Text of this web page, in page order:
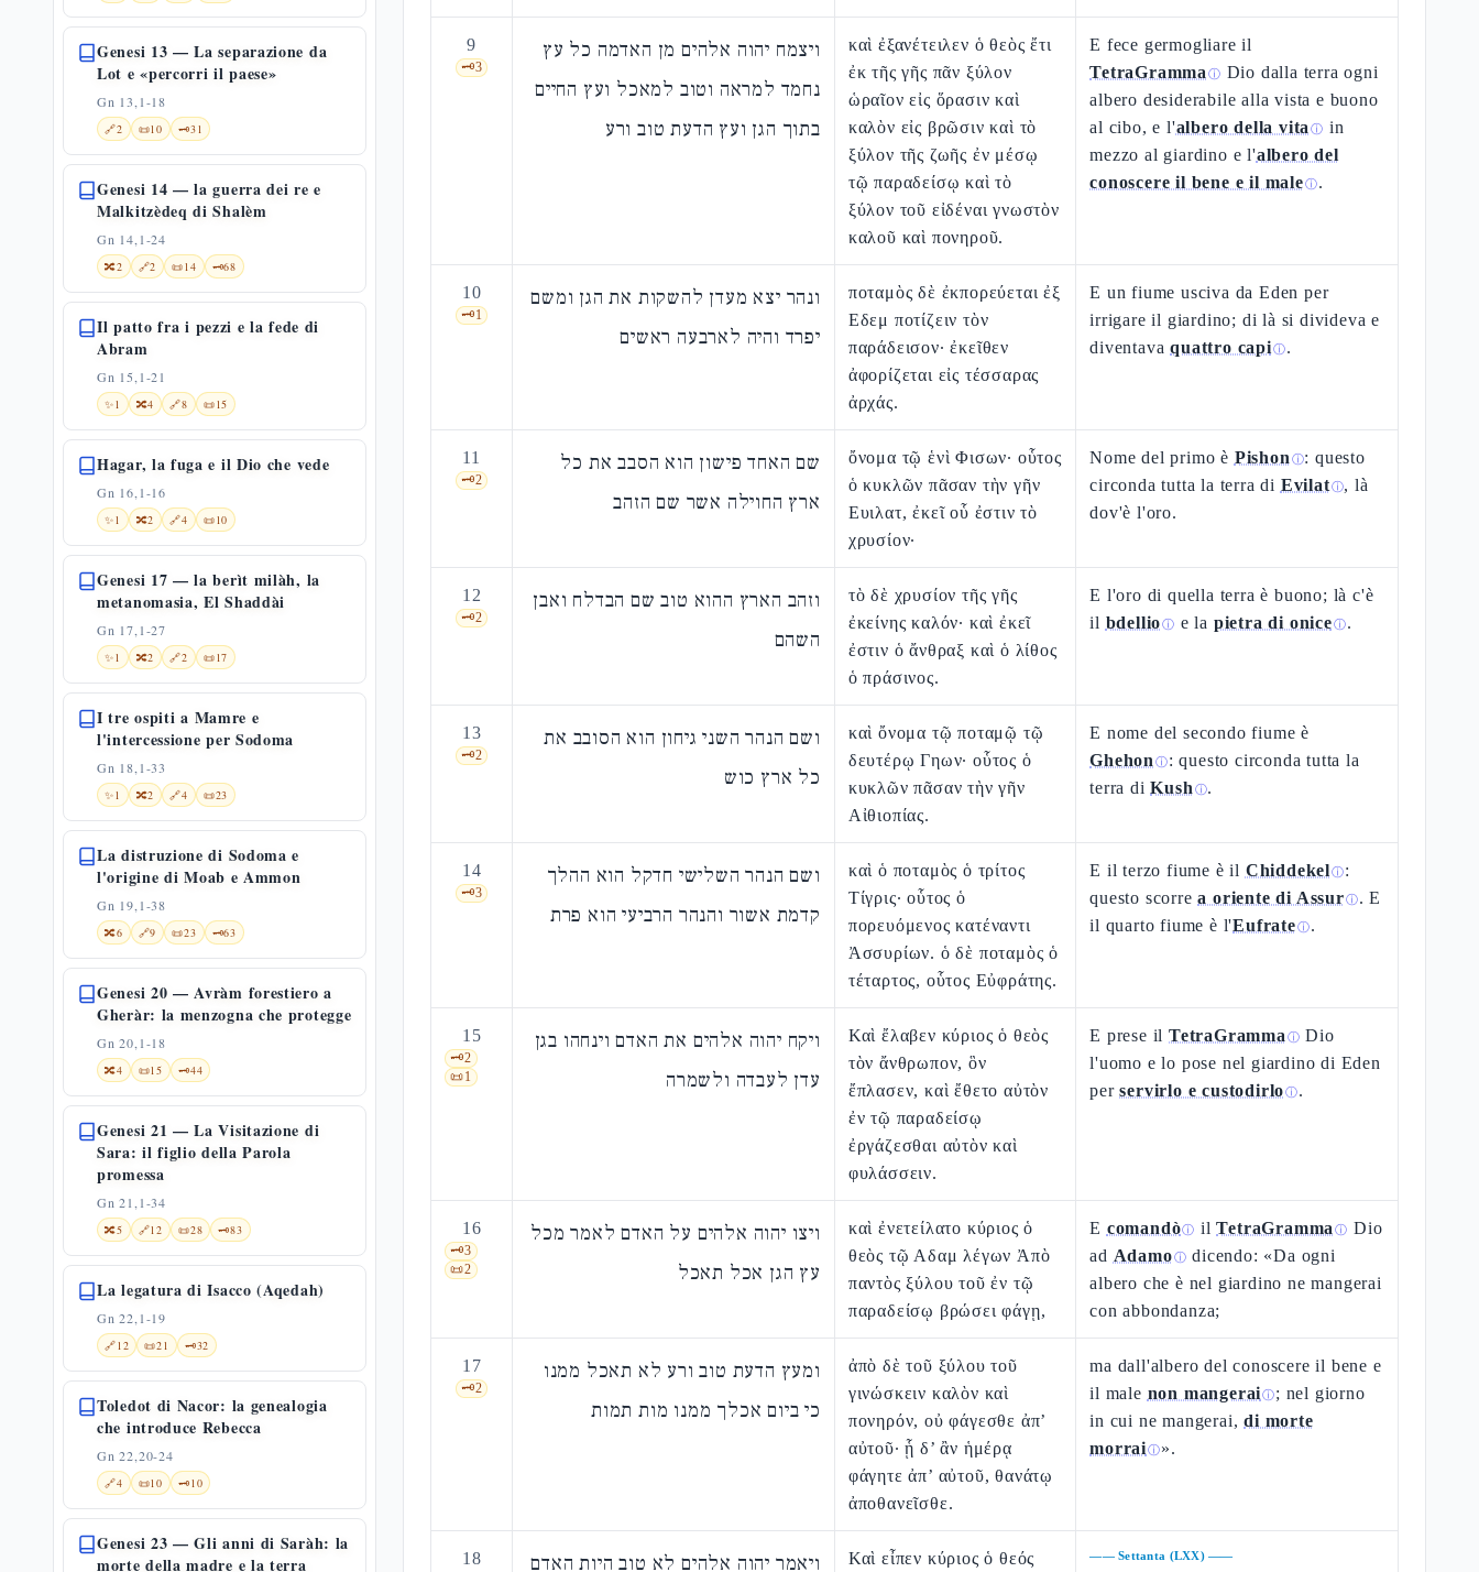
Genesi 13 — La separazione da
Lot e «percorri il paese»
Gn 13,1-18
🔗2 📜10 🗝️31
Genesi 14 — la guerra dei re e
Malkitzèdeq di Shalèm
Gn 14,1-24
🔀2 🔗2 📜14 🗝️68
Il patto fra i pezzi e la fede di
Abram
Gn 15,1-21
✨1 🔀4 🔗8 📜15
Hagar, la fuga e il Dio che vede
Gn 16,1-16
✨1 🔀2 🔗4 📜10
Genesi 17 — la berìt milàh, la
metanomasia, El Shaddài
Gn 17,1-27
✨1 🔀2 🔗2 📜17
I tre ospiti a Mamre e
l'intercessione per Sodoma
Gn 18,1-33
✨1 🔀2 🔗4 📜23
La distruzione di Sodoma e
l'origine di Moab e Ammon
Gn 19,1-38
🔀6 🔗9 📜23 🗝️63
Genesi 20 — Avràm forestiero a
Gheràr: la menzogna che protegge
Gn 20,1-18
🔀4 📜15 🗝️44
Genesi 21 — La Visitazione di
Sara: il figlio della Parola
promessa
Gn 21,1-34
🔀5 🔗12 📜28 🗝️83
La legatura di Isacco (Aqedah)
Gn 22,1-19
🔗12 📜21 🗝️32
Toledot di Nacor: la genealogia
che introduce Rebecca
Gn 22,20-24
🔗4 📜10 🗝️10
Genesi 23 — Gli anni di Saràh: la
morte della madre e la terra
9
🗝️3
ויצמח יהוה אלהים מן האדמה כל עץ
נחמד למראה וטוב למאכל ועץ החיים
בתוך הגן ועץ הדעת טוב ורע
καὶ ἐξανέτειλεν ὁ θεὸς ἔτι
ἐκ τῆς γῆς πᾶν ξύλον
ὡραῖον εἰς ὅρασιν καὶ
καλὸν εἰς βρῶσιν καὶ τὸ
ξύλον τῆς ζωῆς ἐν μέσῳ
τῷ παραδείσῳ καὶ τὸ
ξύλον τοῦ εἰδέναι γνωστὸν
καλοῦ καὶ πονηροῦ.
E fece germogliare il
TetraGramma ⓘ Dio dalla terra ogni
albero desiderabile alla vista e buono
al cibo, e l'albero della vita ⓘ in
mezzo al giardino e l'albero del
conoscere il bene e il maleⓘ.
10
🗝️1
ונהר יצא מעדן להשקות את הגן ומשם
יפרד והיה לארבעה ראשים
ποταμὸς δὲ ἐκπορεύεται ἐξ
Εδεμ ποτίζειν τὸν
παράδεισον· ἐκεῖθεν
ἀφορίζεται εἰς τέσσαρας
ἀρχάς.
E un fiume usciva da Eden per
irrigare il giardino; di là si divideva e
diventavaquattro capiⓘ.
11
🗝️2
שם האחד פישון הוא הסבב את כל
ארץ החוילה אשר שם הזהב
ὄνομα τῷ ἑνὶ Φισων· οὗτος
ὁ κυκλῶν πᾶσαν τὴν γῆν
Ευιλατ, ἐκεῖ οὗ ἐστιν τὸ
χρυσίον·
Nome del primo è Pishon ⓘ: questo
circonda tutta la terra di Evilatⓘ, là
dov'è l'oro.
12
🗝️2
וזהב הארץ ההוא טוב שם הבדלח ואבן
השהם
τὸ δὲ χρυσίον τῆς γῆς
ἐκείνης καλόν· καὶ ἐκεῖ
ἐστιν ὁ ἄνθραξ καὶ ὁ λίθος
ὁ πράσινος.
E l'oro di quella terra è buono; là c'è
il bdellioⓘ e la pietra di oniceⓘ.
13
🗝️2
ושם הנהר השני גיחון הוא הסובב את
כל ארץ כוש
καὶ ὄνομα τῷ ποταμῷ τῷ
δευτέρῳ Γηων· οὗτος ὁ
κυκλῶν πᾶσαν τὴν γῆν
Αἰθιοπίας.
E nome del secondo fiume è
Ghehon ⓘ: questo circonda tutta la
terra diKush ⓘ.
14
🗝️3
ושם הנהר השלישי חדקל הוא ההלך
קדמת אשור והנהר הרביעי הוא פרת
καὶ ὁ ποταμὸς ὁ τρίτος
Τίγρις· οὗτος ὁ
πορευόμενος κατέναντι
Ἀσσυρίων. ὁ δὲ ποταμὸς ὁ
τέταρτος, οὗτος Εὐφράτης.
E il terzo fiume è il Chiddekelⓘ:
questo scorrea oriente di Assurⓘ. E
il quarto fiume è l'Eufrateⓘ.
15
🗝️2
📜1
ויקח יהוה אלהים את האדם וינחהו בגן
עדן לעבדה ולשמרה
Καὶ ἔλαβεν κύριος ὁ θεὸς
τὸν ἄνθρωπον, ὃν
ἔπλασεν, καὶ ἔθετο αὐτὸν
ἐν τῷ παραδείσῳ
ἐργάζεσθαι αὐτὸν καὶ
φυλάσσειν.
E prese ilTetraGramma ⓘ Dio
l'uomo e lo pose nel giardino di Eden
perservirlo e custodirloⓘ.
16
🗝️3
📜2
ויצו יהוה אלהים על האדם לאמר מכל
עץ הגן אכל תאכל
καὶ ἐνετείλατο κύριος ὁ
θεὸς τῷ Αδαμ λέγων Ἀπὸ
παντὸς ξύλου τοῦ ἐν τῷ
παραδείσῳ βρώσει φάγῃ,
E comandòⓘ ilTetraGramma ⓘ Dio
ad Adamoⓘ dicendo: «Da ogni
albero che è nel giardino ne mangerai
con abbondanza;
17
🗝️2
ומעץ הדעת טוב ורע לא תאכל ממנו
כי ביום אכלך ממנו מות תמות
ἀπὸ δὲ τοῦ ξύλου τοῦ
γινώσκειν καλὸν καὶ
πονηρόν, οὐ φάγεσθε ἀπ’
αὐτοῦ· ᾗ δ’ ἂν ἡμέρᾳ
φάγητε ἀπ’ αὐτοῦ, θανάτῳ
ἀποθανεῖσθε.
ma dall'albero del conoscere il bene e
il male non mangeraiⓘ; nel giorno
in cui ne mangerai,di morte
morraiⓘ».
18 ויאמר יהוה אלהים לא טוב היות האדם Καὶ εἶπεν κύριος ὁ θεός ——Settanta (LXX)——